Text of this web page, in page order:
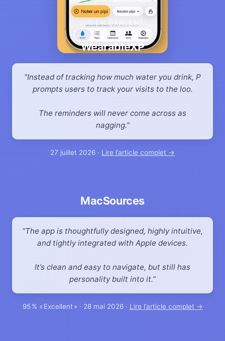
ILS EN PARLENT
WearableXP
Instead of tracking how much water you drink, P
prompts users to track your visits to the loo.
The reminders will never come across as
nagging.
27 juillet 2026 · Lire l’article complet →
MacSources
The app is thoughtfully designed, highly intuitive,
and tightly integrated with Apple devices.
It’s clean and easy to navigate, but still has
personality built into it.
95 % « Excellent » · 28 mai 2026 · Lire l’article complet →